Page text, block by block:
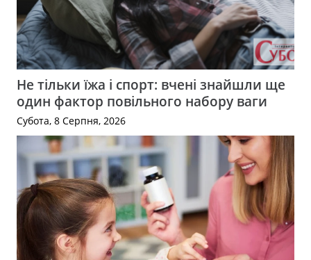
Не тільки їжа і спорт: вчені знайшли ще
один фактор повільного набору ваги
Субота, 8 Серпня, 2026